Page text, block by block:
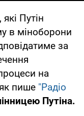
Путін
в міноборони
за
на
пише "Радіо
Путіна.